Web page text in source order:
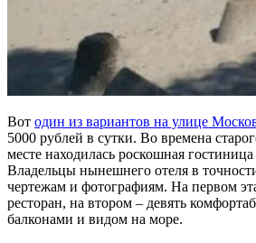
Вот один из вариантов на улице
5000 рублей в сутки. Во времена
месте находилась роскошная
Владельцы нынешнего отеля в
чертежам и фотографиям. На первом
ресторан, на втором – девять
балконами и видом на море.